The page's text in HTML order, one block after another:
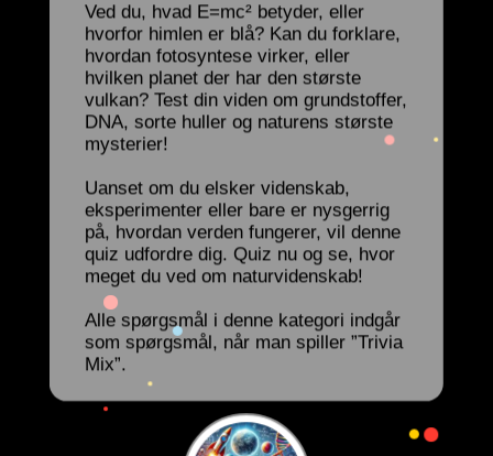
Ved du, hvad E=mc² betyder, eller
hvorfor himlen er blå? Kan du forklare,
hvordan fotosyntese virker, eller
hvilken planet der har den største
vulkan? Test din viden om grundstoffer,
DNA, sorte huller og naturens største
mysterier!
Uanset om du elsker videnskab,
eksperimenter eller bare er nysgerrig
på, hvordan verden fungerer, vil denne
quiz udfordre dig. Quiz nu og se, hvor
meget du ved om naturvidenskab!
Alle spørgsmål i denne kategori indgår
som spørgsmål, når man spiller ”Trivia
Mix”.